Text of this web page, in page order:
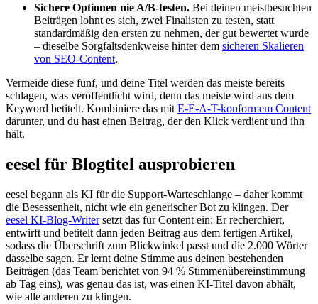
Sichere Optionen nie A/B-testen. Bei deinen meistbesuchten
Beiträgen lohnt es sich, zwei Finalisten zu testen, statt
standardmäßig den ersten zu nehmen, der gut bewertet wurde
– dieselbe Sorgfaltsdenkweise hinter dem sicheren Skalieren
von SEO-Content.
Vermeide diese fünf, und deine Titel werden das meiste bereits
schlagen, was veröffentlicht wird, denn das meiste wird aus dem
Keyword betitelt. Kombiniere das mit E-E-A-T-konformem Content
darunter, und du hast einen Beitrag, der den Klick verdient und ihn
hält.
eesel für Blogtitel ausprobieren
eesel begann als KI für die Support-Warteschlange – daher kommt
die Besessenheit, nicht wie ein generischer Bot zu klingen. Der
eesel KI-Blog-Writersetzt das für Content ein: Er recherchiert,
entwirft und betitelt dann jeden Beitrag aus dem fertigen Artikel,
sodass die Überschrift zum Blickwinkel passt und die 2.000 Wörter
dasselbe sagen. Er lernt deine Stimme aus deinen bestehenden
Beiträgen (das Team berichtet von 94 % Stimmenübereinstimmung
ab Tag eins), was genau das ist, was einen KI-Titel davon abhält,
wie alle anderen zu klingen.